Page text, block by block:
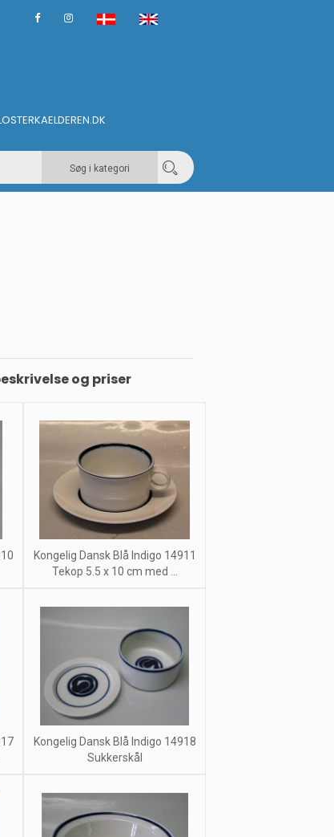
Søg i kategori
og priser
Kongelig Dansk Blå Indigo 14911
Tekop 5.5 x 10 cm med ...
Kongelig Dansk Blå Indigo 14918
Sukkerskål